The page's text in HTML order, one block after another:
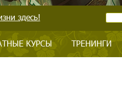
здесь!
КУРСЫ ТРЕНИНГИ